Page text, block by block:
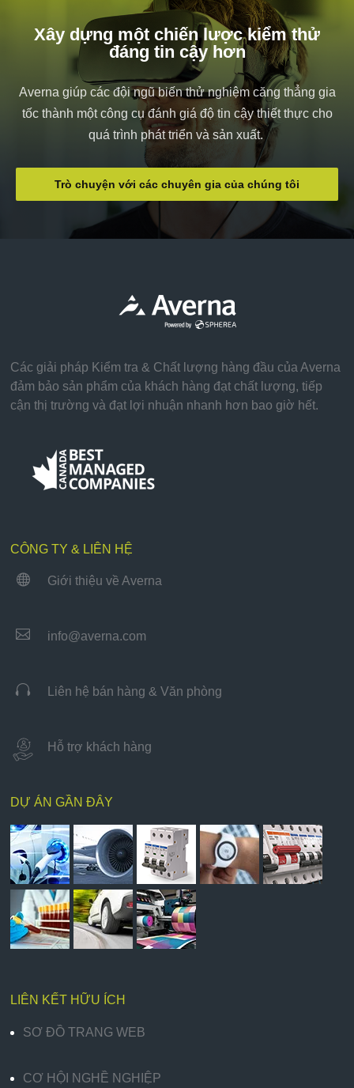
Xây dựng một chiến lược kiểm thử
đáng tin cậy hơn
Averna giúp các đội ngũ biến thử nghiệm căng thẳng gia
tốc thành một công cụ đánh giá độ tin cậy thiết thực cho
quá trình phát triển và sản xuất.
Trò chuyện với các chuyên gia của chúng tôi
Các giải pháp Kiểm tra & Chất lượng hàng đầu của Averna
đảm bảo sản phẩm của khách hàng đạt chất lượng, tiếp
cận thị trường và đạt lợi nhuận nhanh hơn bao giờ hết.
CÔNG TY & LIÊN HỆ
 Giới thiệu về Averna
 info@averna.com
 Liên hệ bán hàng & Văn phòng
Hỗ trợ khách hàng
DỰ ÁN GẦN ĐÂY
LIÊN KẾT HỮU ÍCH
SƠ ĐỒ TRANG WEB
CƠ HỘI NGHỀ NGHIỆP